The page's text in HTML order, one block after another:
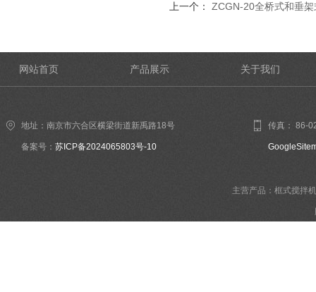
上一个： ZCGN-20全桥式和垂
网站首页 产品展示 关于我们
地址：南京市六合区横梁街道新禹路18号
备案号： 苏ICP备2024065803号-10
传真： 86-
主营产品：框式搅拌